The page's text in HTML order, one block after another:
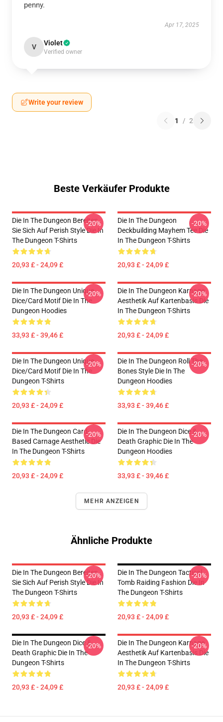
penny.
Apr 17, 2025
V Violet
Verified owner
Write your review
1 / 2
Beste Verkäufer Produkte
Die In The Dungeon Bereiten
Sie Sich Auf Perish Style Die In
The Dungeon T-Shirts
20,93 £ - 24,09 £
-20%
Die In The Dungeon
Deckbuilding Mayhem Tee Die
In The Dungeon T-Shirts
20,93 £ - 24,09 £
-20%
Die In The Dungeon Unique
Dice/Card Motif Die In The
Dungeon Hoodies
33,93 £ - 39,46 £
-20%
Die In The Dungeon Karnage
Aesthetik Auf Kartenbasis Die
In The Dungeon T-Shirts
20,93 £ - 24,09 £
-20%
Die In The Dungeon Unique
Dice/Card Motif Die In The
Dungeon T-Shirts
20,93 £ - 24,09 £
-20%
Die In The Dungeon Roll The
Bones Style Die In The
Dungeon Hoodies
33,93 £ - 39,46 £
-20%
Die In The Dungeon Card-
Based Carnage Aesthetic Die
In The Dungeon T-Shirts
20,93 £ - 24,09 £
-20%
Die In The Dungeon Dice &
Death Graphic Die In The
Dungeon Hoodies
33,93 £ - 39,46 £
-20%
MEHR ANZEIGEN
Ähnliche Produkte
Die In The Dungeon Bereiten
Sie Sich Auf Perish Style Die In
The Dungeon T-Shirts
20,93 £ - 24,09 £
-20%
Die In The Dungeon Tactical
Tomb Raiding Fashion Die In
The Dungeon T-Shirts
20,93 £ - 24,09 £
-20%
Die In The Dungeon Dice &
Death Graphic Die In The
Dungeon T-Shirts
20,93 £ - 24,09 £
-20%
Die In The Dungeon Karnage
Aesthetik Auf Kartenbasis Die
In The Dungeon T-Shirts
20,93 £ - 24,09 £
-20%